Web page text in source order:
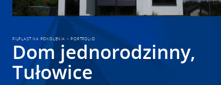
FILPLAST NA POKOLENIA >PORTFOLIO
Dom jednorodzinny,
Tułowice